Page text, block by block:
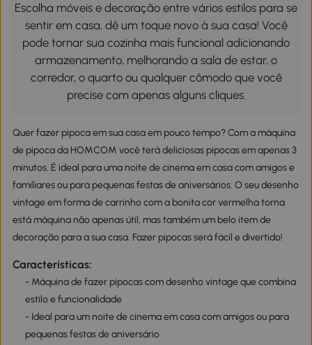
Escolha móveis e decoração entre vários estilos para se
sentir em casa, dê um toque novo à sua casa! Você
pode tornar sua cozinha mais funcional adicionando
armazenamento, melhorando a sala de estar, o
corredor, o quarto ou qualquer cômodo que você
precise com apenas alguns cliques.
Quer fazer pipoca em sua casa em pouco tempo? Com a máquina
de pipoca da HOMCOM você terá deliciosas pipocas em apenas 3
minutos. É ideal para uma noite de cinema em casa com amigos e
familiares ou para pequenas festas de aniversários. O seu desenho
vintage em forma de carrinho com a bonita cor vermelha torna
está máquina não apenas útil, mas também um belo item de
decoração para a sua casa. Fazer pipocas será fácil e divertido!
Características:
- Máquina de fazer pipocas com desenho vintage que combina
estilo e funcionalidade
- Ideal para um noite de cinema em casa com amigos ou para
pequenas festas de aniversário